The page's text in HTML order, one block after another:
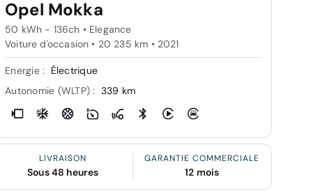
Opel Mokka
50 kWh - 136ch • Elegance
Voiture d'occasion • 20 235 km • 2021
Energie :
Électrique
Autonomie (WLTP) : 339 km
LIVRAISON
Sous 48 heures
GARANTIE COMMERCIALE
12 mois